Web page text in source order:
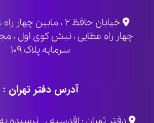
خیابان حافظ ۲ ، مابین
چهار راه عطایی ، نبش کوی اول ،
سرمایه پلاک ۱۰۹
آدرس دفتر تهران :